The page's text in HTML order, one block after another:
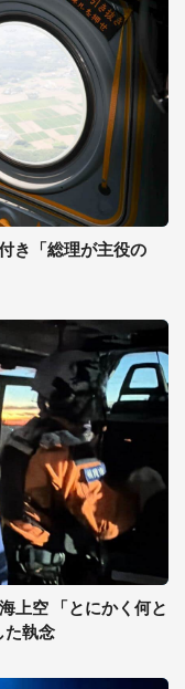
き「総理が主役の
上空 「とにかく何と
た執念